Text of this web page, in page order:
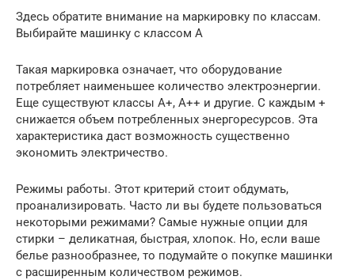
Здесь обратите внимание на маркировку по классам.
Выбирайте машинку с классом А
Такая маркировка означает, что оборудование
потребляет наименьшее количество электроэнергии.
Еще существуют классы А+, А++ и другие. С каждым +
снижается объем потребленных энергоресурсов. Эта
характеристика даст возможность существенно
экономить электричество.
Режимы работы. Этот критерий стоит обдумать,
проанализировать. Часто ли вы будете пользоваться
некоторыми режимами? Самые нужные опции для
стирки – деликатная, быстрая, хлопок. Но, если ваше
белье разнообразнее, то подумайте о покупке машинки
с расширенным количеством режимов.